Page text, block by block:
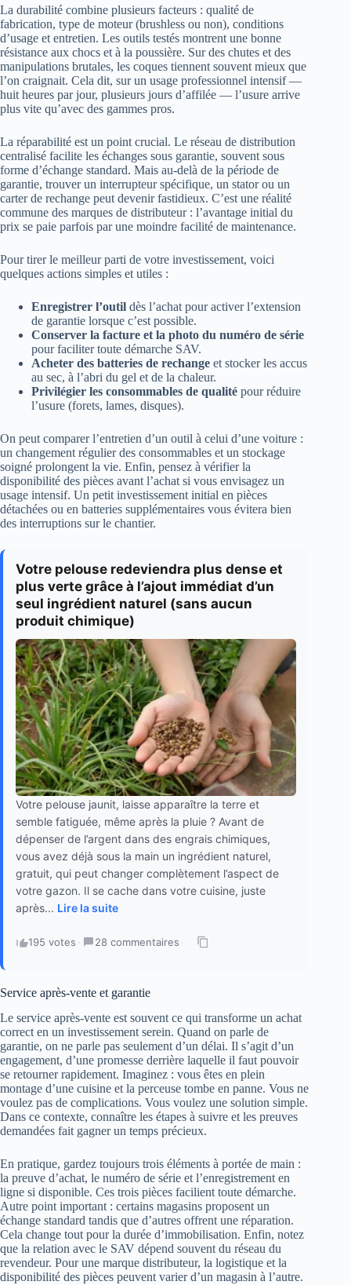
La durabilité combine plusieurs facteurs : qualité de
fabrication, type de moteur (brushless ou non), conditions
d’usage et entretien. Les outils testés montrent une bonne
résistance aux chocs et à la poussière. Sur des chutes et des
manipulations brutales, les coques tiennent souvent mieux que
l’on craignait. Cela dit, sur un usage professionnel intensif —
huit heures par jour, plusieurs jours d’affilée — l’usure arrive
plus vite qu’avec des gammes pros.
La réparabilité est un point crucial. Le réseau de distribution
centralisé facilite les échanges sous garantie, souvent sous
forme d’échange standard. Mais au-delà de la période de
garantie, trouver un interrupteur spécifique, un stator ou un
carter de rechange peut devenir fastidieux. C’est une réalité
commune des marques de distributeur : l’avantage initial du
prix se paie parfois par une moindre facilité de maintenance.
Pour tirer le meilleur parti de votre investissement, voici
quelques actions simples et utiles :
Enregistrer l’outil dès l’achat pour activer l’extension
de garantie lorsque c’est possible.
Conserver la facture et la photo du numéro de série
pour faciliter toute démarche SAV.
Acheter des batteries de rechange et stocker les accus
au sec, à l’abri du gel et de la chaleur.
Privilégier les consommables de qualité pour réduire
l’usure (forets, lames, disques).
On peut comparer l’entretien d’un outil à celui d’une voiture :
un changement régulier des consommables et un stockage
soigné prolongent la vie. Enfin, pensez à vérifier la
disponibilité des pièces avant l’achat si vous envisagez un
usage intensif. Un petit investissement initial en pièces
détachées ou en batteries supplémentaires vous évitera bien
des interruptions sur le chantier.
Votre pelouse redeviendra plus dense et
plus verte grâce à l’ajout immédiat d’un
seul ingrédient naturel (sans aucun
produit chimique)
Votre pelouse jaunit, laisse apparaître la terre et
semble fatiguée, même après la pluie ? Avant de
dépenser de l’argent dans des engrais chimiques,
vous avez déjà sous la main un ingrédient naturel,
gratuit, qui peut changer complètement l’aspect de
votre gazon. Il se cache dans votre cuisine, juste
après... Lire la suite
195 votes · 28 commentaires ·
Service après-vente et garantie
Le service après-vente est souvent ce qui transforme un achat
correct en un investissement serein. Quand on parle de
garantie, on ne parle pas seulement d’un délai. Il s’agit d’un
engagement, d’une promesse derrière laquelle il faut pouvoir
se retourner rapidement. Imaginez : vous êtes en plein
montage d’une cuisine et la perceuse tombe en panne. Vous ne
voulez pas de complications. Vous voulez une solution simple.
Dans ce contexte, connaître les étapes à suivre et les preuves
demandées fait gagner un temps précieux.
En pratique, gardez toujours trois éléments à portée de main :
la preuve d’achat, le numéro de série et l’enregistrement en
ligne si disponible. Ces trois pièces facilient toute démarche.
Autre point important : certains magasins proposent un
échange standard tandis que d’autres offrent une réparation.
Cela change tout pour la durée d’immobilisation. Enfin, notez
que la relation avec le SAV dépend souvent du réseau du
revendeur. Pour une marque distributeur, la logistique et la
disponibilité des pièces peuvent varier d’un magasin à l’autre.